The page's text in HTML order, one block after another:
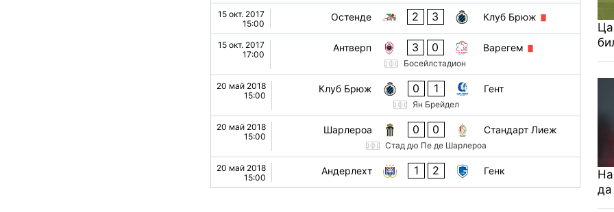
15 окт. 2017
15:00
Остенде 2 3 Клуб Брюж
15 окт. 2017
17:00
Антверп 3 0 Варегем
Босейлстадион
20 май 2018
15:00
Клуб Брюж 0 1 Гент
Ян Брейдел
20 май 2018
15:00
Шарлероа 0 0 Стандарт Лиеж
Стад дю Пе де Шарлероа
20 май 2018
15:00
Андерлехт 1 2 Генк
22
да